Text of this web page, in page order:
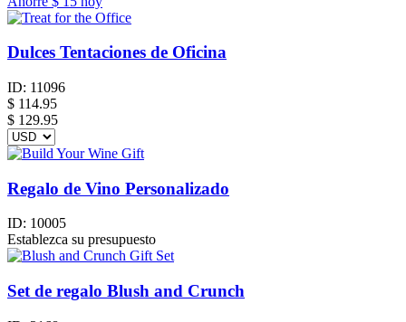
Dulces Tentaciones de Oficina
ID: 11096
$ 114.95
$ 129.95
Regalo de Vino Personalizado
ID: 10005
Establezca su presupuesto
Set de regalo Blush and Crunch